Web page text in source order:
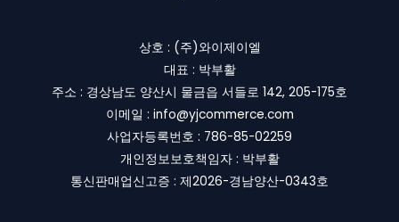
상호 : (주)와이제이엘
대표 : 박부활
주소 : 경상남도 양산시 물금읍 서들로 142, 205-175호
이메일 : info@yjcommerce.com
사업자등록번호 : 786-85-02259
개인정보보호책임자 : 박부활
통신판매업신고증 : 제2026-경남양산-0343호